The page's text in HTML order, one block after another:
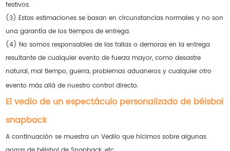
festivos.
(3) Estas estimaciones se basan en circunstancias normales y no son
una garantía de los tiempos de entrega.
(4) No somos responsables de las fallas o demoras en la entrega
resultante de cualquier evento de fuerza mayor, como desastre
natural, mal tiempo, guerra, problemas aduaneros y cualquier otro
evento más allá de nuestro control directo.
El vedio de un espectáculo personalizado de béisbol
snapback
A continuación se muestra un Vediio que hicimos sobre algunas